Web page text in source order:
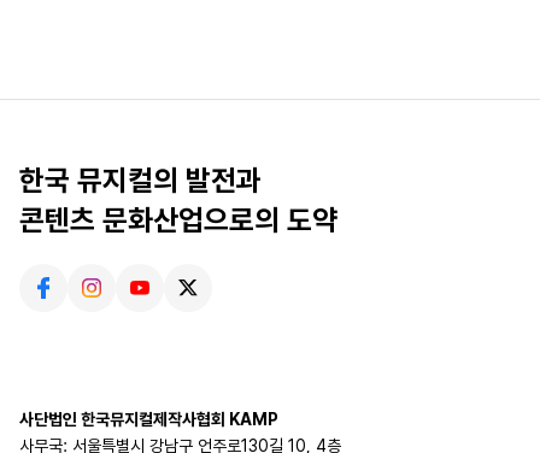
한국 뮤지컬의 발전과
콘텐츠 문화산업으로의 도약
사단법인 한국뮤지컬제작사협회 KAMP
사무국: 서울특별시 강남구 언주로130길 10, 4층